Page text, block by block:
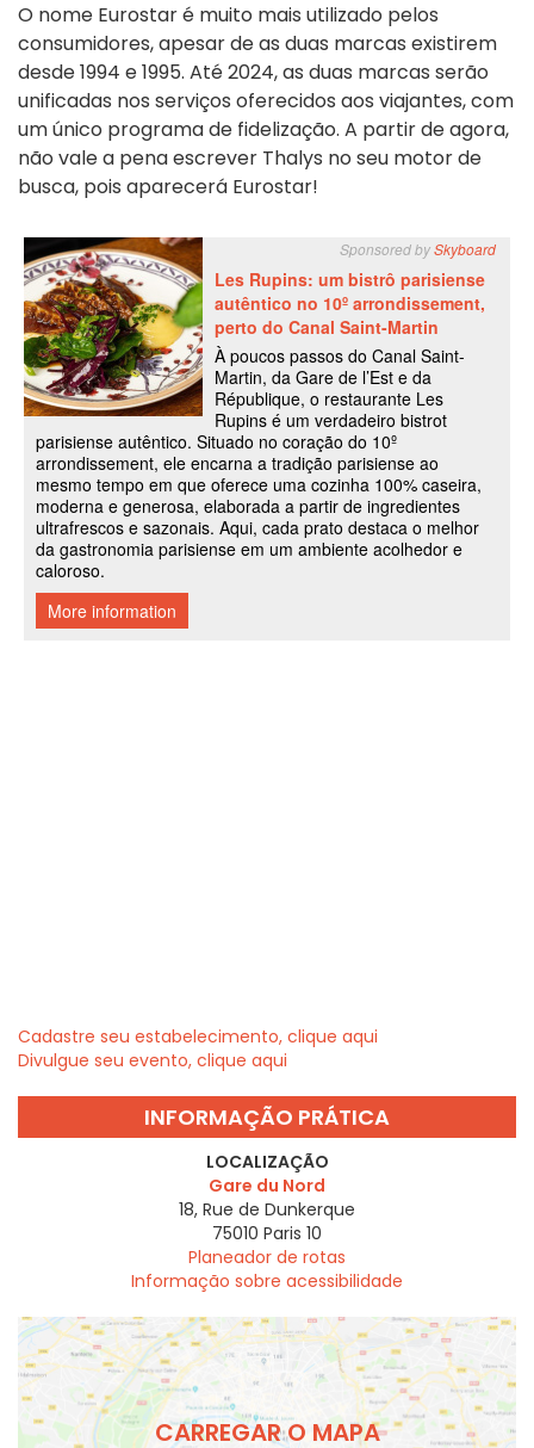
O nome Eurostar é muito mais utilizado pelos
consumidores, apesar de as duas marcas existirem
desde 1994 e 1995. Até 2024, as duas marcas serão
unificadas nos serviços oferecidos aos viajantes, com
um único programa de fidelização. A partir de agora,
não vale a pena escrever Thalys no seu motor de
busca, pois aparecerá Eurostar!
Cadastre seu estabelecimento, clique aqui
Divulgue seu evento, clique aqui
INFORMAÇÃO PRÁTICA
LOCALIZAÇÃO
Gare du Nord
18, Rue de Dunkerque
75010 Paris 10
Planeador de rotas
Informação sobre acessibilidade
CARREGAR O MAPA